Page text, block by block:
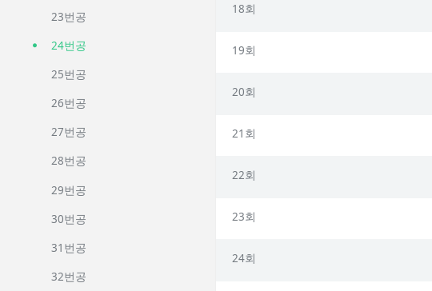
23번공
24번공
25번공
26번공
27번공
28번공
29번공
30번공
31번공
32번공
18회
19회
20회
21회
22회
23회
24회